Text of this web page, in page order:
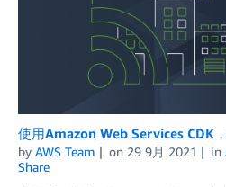
使用Amazon Web Services CDK
by AWS Team on 29 9月 2021 in
Share